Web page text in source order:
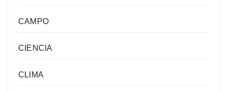
CAMPO
CIENCIA
CLIMA